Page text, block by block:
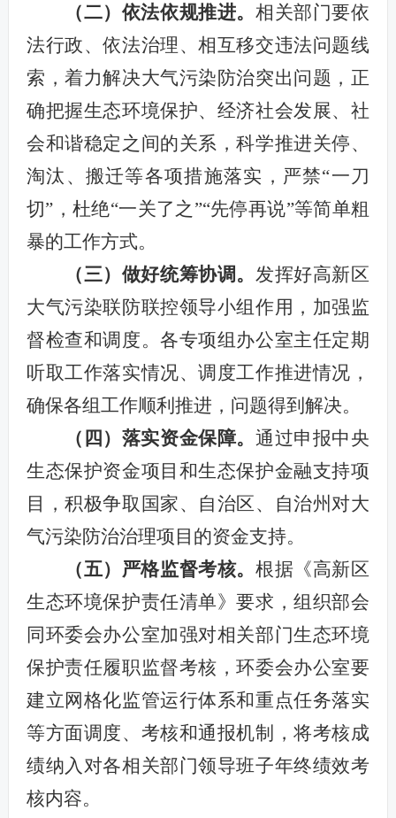
（二）依法依规推进。相关部门要依
法行政、依法治理、相互移交违法问题线
索，着力解决大气污染防治突出问题，正
确把握生态环境保护、经济社会发展、社
会和谐稳定之间的关系，科学推进关停、
淘汰、搬迁等各项措施落实，严禁“一刀
切”，杜绝“一关了之”“先停再说”等简单粗
暴的工作方式。
（三） 做好统筹协调。发挥好高新区
大气污染联防联控领导小组作用，加强监
督检查和调度。各专项组办公室主任定期
听取工作落实情况、调度工作推进情况，
确保各组工作顺利推进，问题得到解决。
（ 四 ） 落实资金保障。通过申报中央
生态保护资金项目和生态保护金融支持项
目，积极争取国家、自治区、自治州对大
气污染防治治理项目的资金支持。
（五）严格监督考核。根据《高新区
生态环境保护责任清单》要求，组织部会
同环委会办公室加强对相关部门生态环境
保护责任履职监督考核，环委会办公室要
建立网格化监管运行体系和重点任务落实
等方面调度、考核和通报机制，将考核成
绩纳入对各相关部门领导班子年终绩效考
核内容。